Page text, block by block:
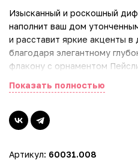
Изысканный и роскошный
наполнит ваш дом
и расставит яркие акценты
благодаря элегантному
флакону с орнаментом
цветочным ароматом.
Аромат GALATEA содержит
* бергамота
* гардении
Показать полностью
Артикул: 60031.008